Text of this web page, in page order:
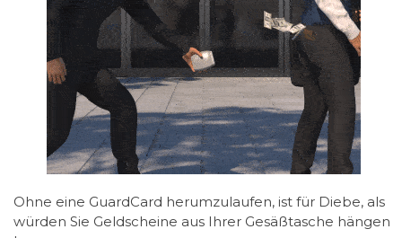
Ohne eine GuardCard herumzulaufen, ist für Diebe, als
würden Sie Geldscheine aus Ihrer Gesäßtasche hängen